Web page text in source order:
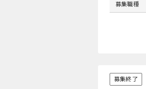
募集職種
募集終了